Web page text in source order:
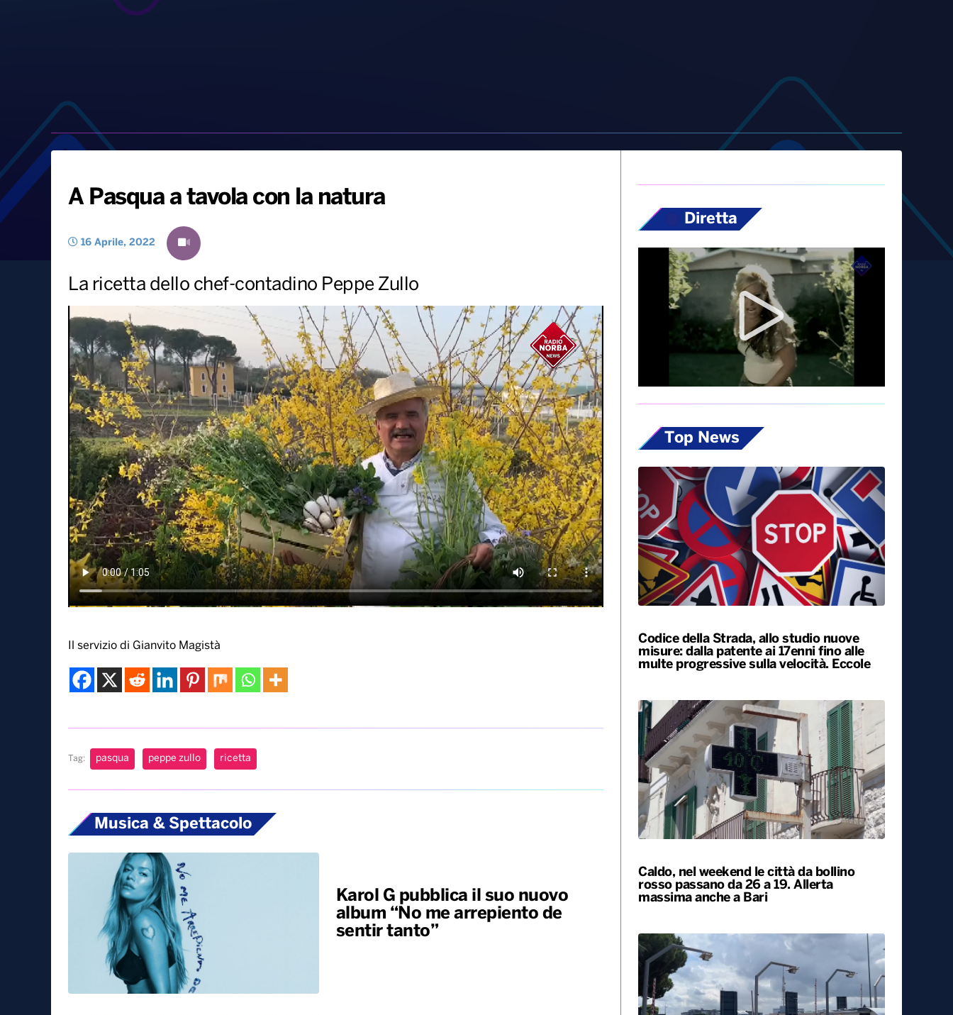
A Pasqua a tavola con la natura
16 Aprile, 2022
La ricetta dello chef-contadino Peppe Zullo
Il servizio di Gianvito Magistà
Tag: pasqua peppe zullo ricetta
Musica & Spettacolo
Karol G pubblica il suo nuovo
album “No me arrepiento de
sentir tanto”
Diretta
Top News
Codice della Strada, allo studio nuove
misure: dalla patente ai 17enni fino alle
multe progressive sulla velocità. Eccole
Caldo, nel weekend le città da bollino
rosso passano da 26 a 19. Allerta
massima anche a Bari